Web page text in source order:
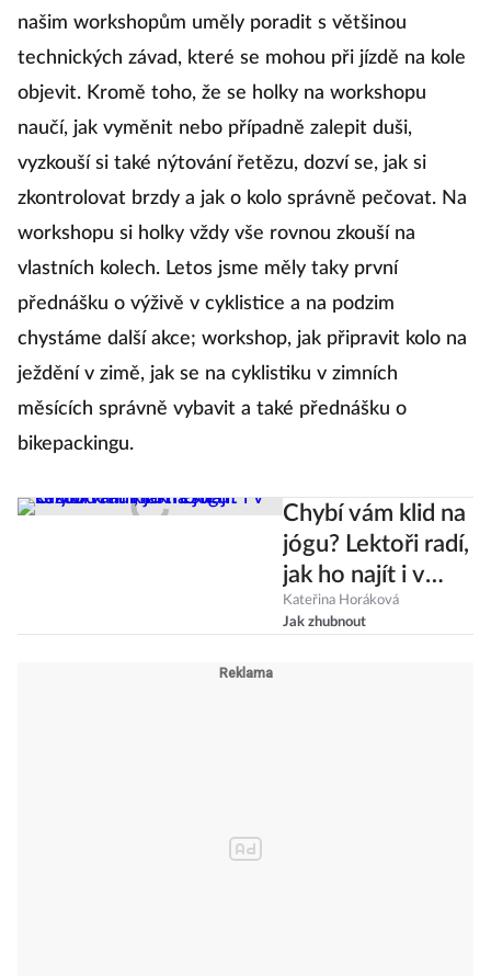
našim workshopům uměly poradit s většinou
technických závad, které se mohou při jízdě na kole
objevit. Kromě toho, že se holky na workshopu
naučí, jak vyměnit nebo případně zalepit duši,
vyzkouší si také nýtování řetězu, dozví se, jak si
zkontrolovat brzdy a jak o kolo správně pečovat. Na
workshopu si holky vždy vše rovnou zkouší na
vlastních kolech. Letos jsme měly taky první
přednášku o výživě v cyklistice a na podzim
chystáme další akce; workshop, jak připravit kolo na
ježdění v zimě, jak se na cyklistiku v zimních
měsících správně vybavit a také přednášku o
bikepackingu.
Chybí vám klid na
jógu? Lektoři radí,
jak ho najít i v
každodenním
stresu
Kateřina Horáková
Jak zhubnout